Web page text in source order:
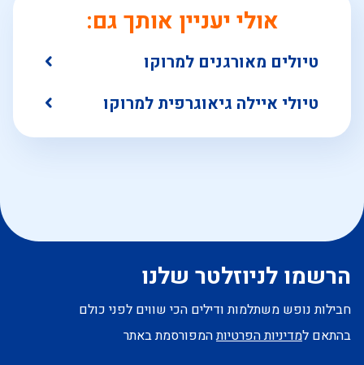
אולי יעניין אותך גם:
טיולים מאורגנים למרוקו
טיולי איילה גיאוגרפית למרוקו
הרשמו לניוזלטר שלנו
חבילות נופש משתלמות ודילים הכי שווים לפני כולם
בהתאם למדיניות הפרטיותהמפורסמת באתר